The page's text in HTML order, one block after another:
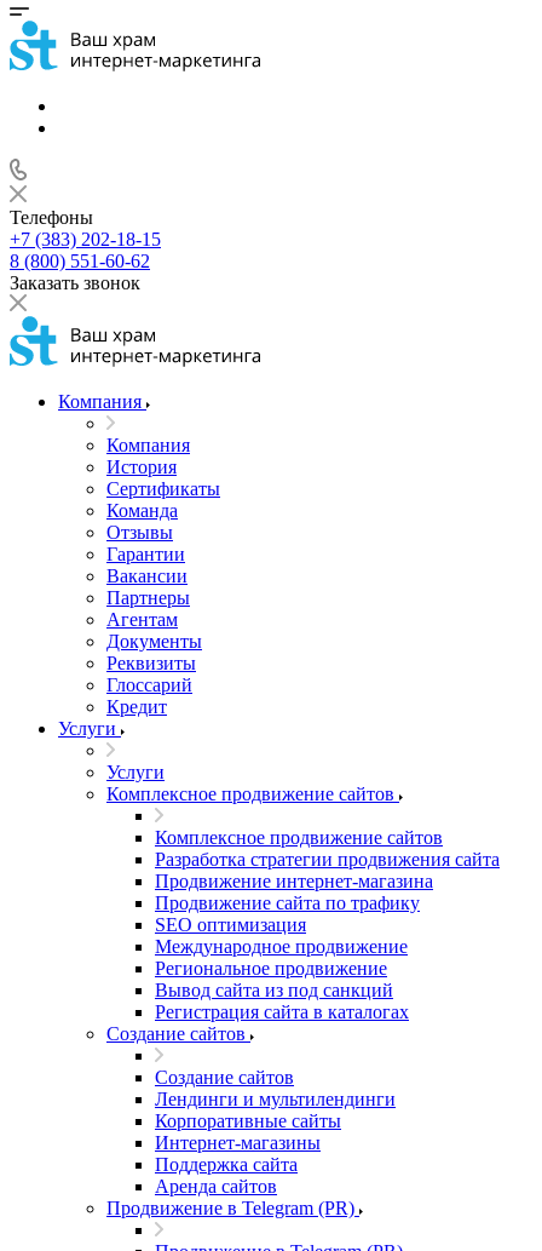
Телефоны
+7 (383) 202-18-15
8 (800) 551-60-62
Заказать звонок
Компания
Компания
История
Сертификаты
Команда
Отзывы
Гарантии
Вакансии
Партнеры
Агентам
Документы
Реквизиты
Глоссарий
Кредит
Услуги
Услуги
Комплексное продвижение сайтов
Комплексное продвижение сайтов
Разработка стратегии продвижения сайта
Продвижение интернет-магазина
Продвижение сайта по трафику
SEO оптимизация
Международное продвижение
Региональное продвижение
Вывод сайта из под санкций
Регистрация сайта в каталогах
Создание сайтов
Создание сайтов
Лендинги и мультилендинги
Корпоративные сайты
Интернет-магазины
Поддержка сайта
Аренда сайтов
Продвижение в Telegram (PR)